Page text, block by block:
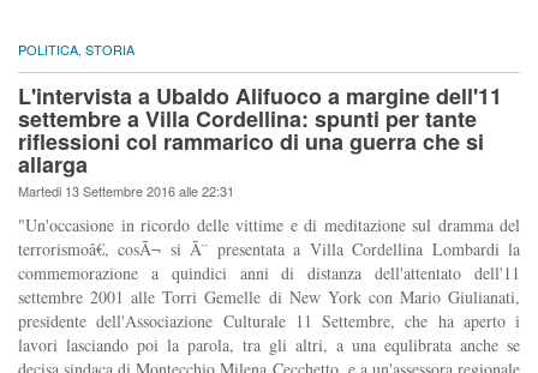
POLITICA STORIA
L'intervista a Ubaldo Alifuoco a margine dell'11
settembre a Villa Cordellina: spunti per tante
riflessioni col rammarico di una guerra che si
allarga
Martedi 13 Settembre 2016 alle 22:31
"Un'occasione in ricordo delle vittime e di meditazione sul dramma del
terrorismoâ€, cosÃ¬ si Ã¨ presentata a Villa Cordellina Lombardi la
commemorazione a quindici anni di distanza dell'attentato dell'11
settembre 2001 alle Torri Gemelle di New York con Mario Giulianati,
presidente dell'Associazione Culturale 11 Settembre, che ha aperto i
lavori lasciando poi la parola, tra gli altri, a una equlibrata anche se
decisa sindaca di Montecchio Milena Cecchetto, e a un'assessora regionale